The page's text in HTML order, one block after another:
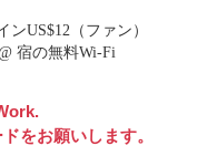
ンUS$12（ファン）
宿の無料Wi-Fi
をお願いします。